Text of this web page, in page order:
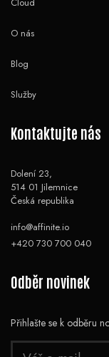
O nás
Blog
Služby
Kontaktujte nás
Dolení 23,
514 01 Jilemnice
Česká republika
info@affinite.io
+420 730 700 040
Odběr novinek
Přihlašte se k odběru